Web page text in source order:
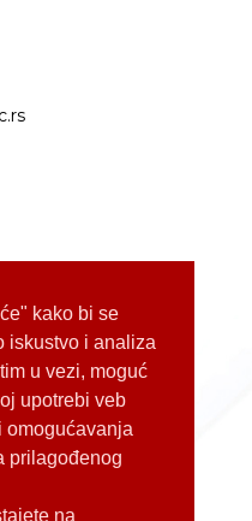
kako bi se
iskustvo i analiza
u vezi, moguć
upotrebi veb
omogućavanja
prilagođenog
na